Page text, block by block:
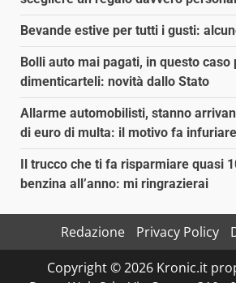
Bevande estive per tutti i gusti:
Bolli auto mai pagati, in questo caso
dimenticarteli: novità dallo Stato
Allarme automobilisti, stanno
di euro di multa: il motivo fa infuriare
Il trucco che ti fa risparmiare quasi
benzina all’anno: mi ringrazierai
Redazione Privacy Policy
Copyright © 2026 Kronic.it